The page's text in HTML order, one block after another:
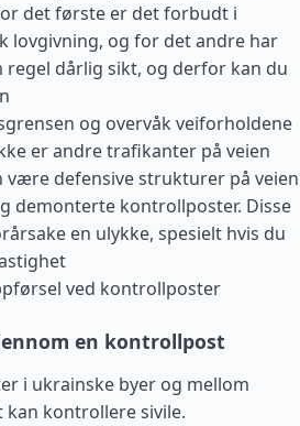
det første er det forbudt i
lovgivning, og for det andre har
dårlig sikt, og derfor kan du
og overvåk veiforholdene
er andre trafikanter på veien
være defensive strukturer på veien
demonterte kontrollposter. Disse
en ulykke, spesielt hvis du
ved kontrollposter
en kontrollpost
i ukrainske byer og mellom
kontrollere sivile.